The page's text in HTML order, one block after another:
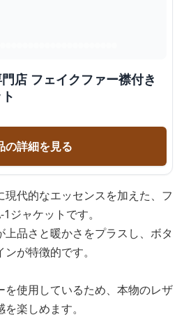
店 フェイクファー襟付き
の詳細を見る
現代的なエッセンスを加えた、フ
ジャケットです。
品さと暖かさをプラスし、ボタ
が特徴的です。
を使用しているため、本物のレザ
楽しめます。